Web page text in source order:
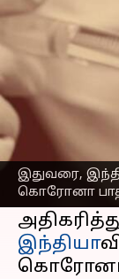
இதுவரை,
கொரோனா
214
செய்தி
தினசரி
இந்தியா
கொரோனா